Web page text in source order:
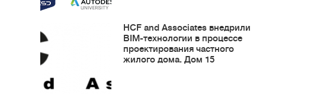
HCF and Associates внедрили
BIM-технологии в процессе
проектирования частного
жилого дома. Дом 15